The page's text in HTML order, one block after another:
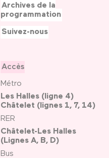
Accès
Métro
Les Halles (ligne 4)
Châtelet (lignes 1, 7, 14)
RER
Châtelet-Les Halles
(Lignes A, B, D)
Bus
Archives de la
programmation
Suivez-nous